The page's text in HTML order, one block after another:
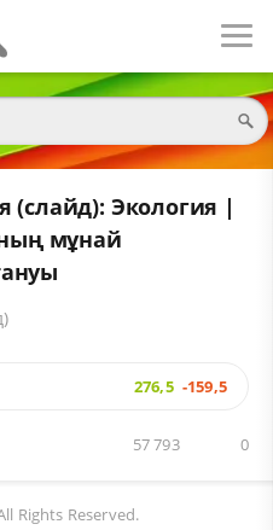
(слайд): Экология |
мұнай
276,5 -159,5
0
57 793
Rights Reserved.